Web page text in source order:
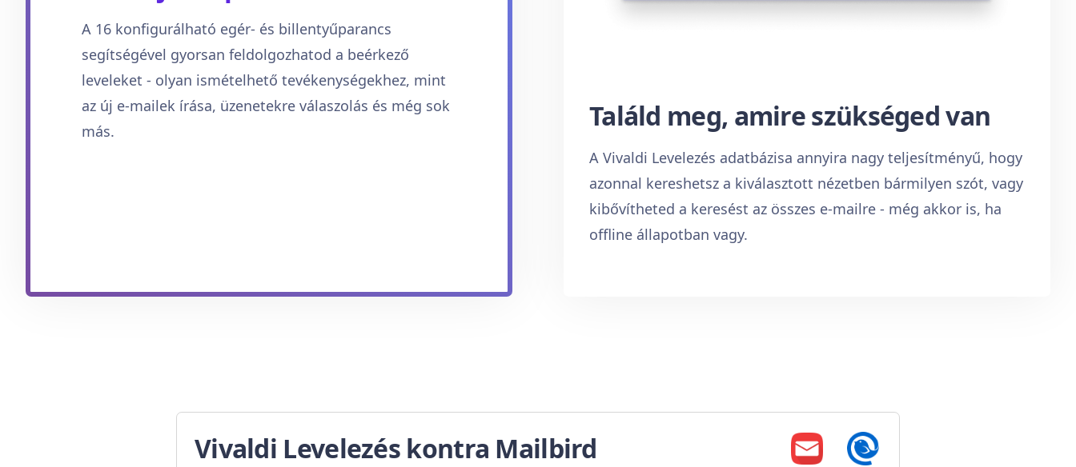
A 16 konfigurálható egér- és billentyűparancs
segítségével gyorsan feldolgozhatod a beérkező
leveleket - olyan ismételhető tevékenységekhez, mint
az új e-mailek írása, üzenetekre válaszolás és még sok
más.
Találd meg, amire szükséged van
A Vivaldi Levelezés adatbázisa annyira nagy teljesítményű, hogy
azonnal kereshetsz a kiválasztott nézetben bármilyen szót, vagy
kibővítheted a keresést az összes e-mailre - még akkor is, ha
offline állapotban vagy.
Vivaldi Levelezés kontra Mailbird